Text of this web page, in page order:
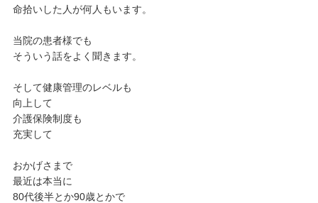
命拾いした人が何人もいます。
当院の患者様でも
そういう話をよく聞きます。
そして健康管理のレベルも
向上して
介護保険制度も
充実して
おかげさまで
最近は本当に
80代後半とか90歳とかで